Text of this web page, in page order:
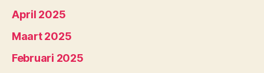
April 2025
Maart 2025
Februari 2025